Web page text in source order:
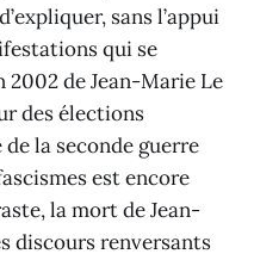
sans l’appui
qui se
2002 de Jean-Marie Le
des élections
la seconde guerre
est encore
la mort de Jean-
discours renversants